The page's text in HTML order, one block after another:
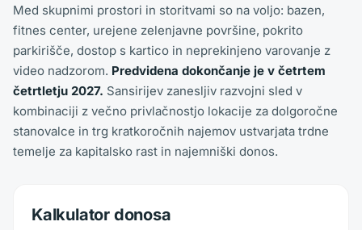
Med skupnimi prostori in storitvami so na voljo: bazen,
fitnes center, urejene zelenjavne površine, pokrito
parkirišče, dostop s kartico in neprekinjeno varovanje z
video nadzorom. Predvidena dokončanje je v četrtem
četrtletju 2027. Sansirijev zanesljiv razvojni sled v
kombinaciji z večno privlačnostjo lokacije za dolgoročne
stanovalce in trg kratkoročnih najemov ustvarjata trdne
temelje za kapitalsko rast in najemniški donos.
Kalkulator donosa